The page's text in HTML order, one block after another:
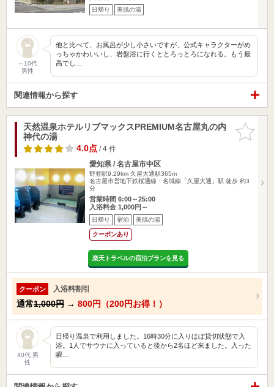
日帰り 美肌の湯
～10代
男性
他と比べて、お風呂が少し小さいですが、公式キャラクターがめ
っちゃかわいいし、岩盤浴に行くととろっとろになれる。もう最
高でし…
関連情報から探す
お気に入
りに追加
天然温泉ホテルリブマックスPREMIUM名古屋丸の内
神代の湯
4.0点/ 4 件
愛知県 / 名古屋市中区
野並駅9.29km 久屋大通駅365m
名古屋市営地下鉄桜通線・名城線「久屋大通」駅 徒歩 約3
分
営業時間 6:00～25:00
入浴料金 1,000円～
日帰り 宿泊 美肌の湯
クーポンあり
楽天トラベルの宿泊プランを見る
クーポン 入浴料割引
通常1,000円 → 800円（200円お得！）
40代 男
性
日帰り温泉で利用しました。16時30分に入りほぼ貸切状態で入
浴。1人でサウナに入っていると後から2名ほど来ました。入った
瞬…